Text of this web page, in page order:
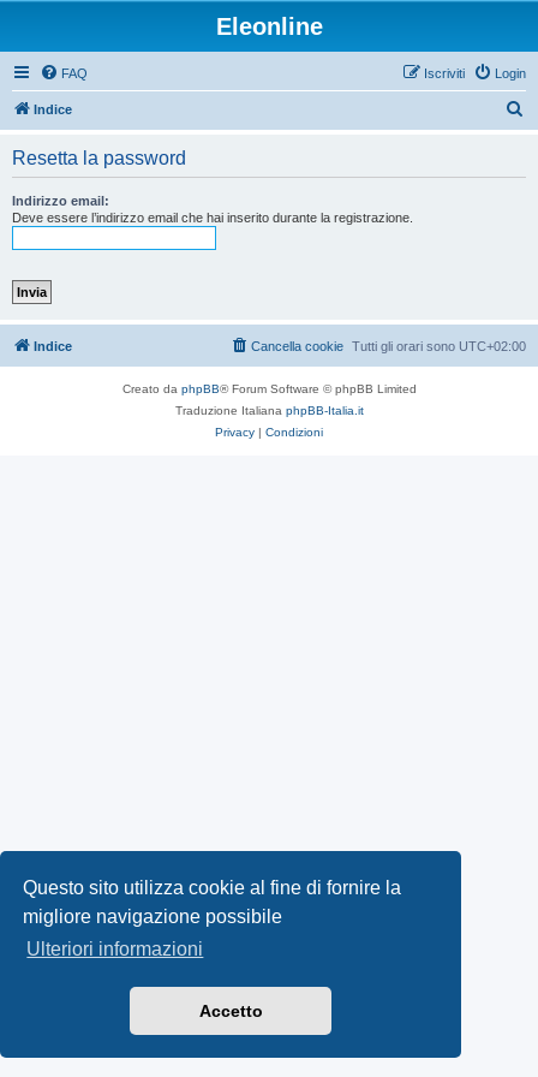
Questo sito utilizza cookie al fine di fornire la
migliore navigazione possibile
Ulteriori informazioni
Accetto
Eleonline
FAQ Login
Iscriviti
Indice
Resetta la password
Indirizzo email:
Deve essere l’indirizzo email che hai inserito durante la registrazione.
Indice Tutti gli orari sono UTC+02:00
Cancella cookie
Creato da phpBB® Forum Software © phpBB Limited
Traduzione Italiana phpBB-Italia.it
Privacy | Condizioni